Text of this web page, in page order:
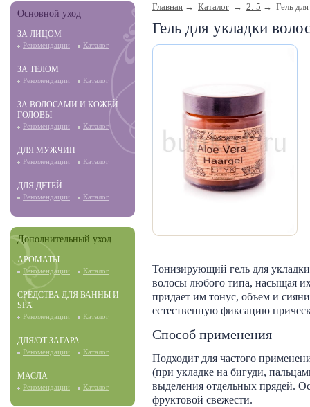
Основной уход
ЗА ЛИЦОМ
Рекомендации Каталог
ЗА ТЕЛОМ
Рекомендации Каталог
ЗА ВОЛОСАМИ И КОЖЕЙ
ГОЛОВЫ
Рекомендации Каталог
ДЛЯ МУЖЧИН
Рекомендации Каталог
ДЛЯ ДЕТЕЙ
Рекомендации Каталог
Дополнительный уход
АРОМАТЫ
Рекомендации Каталог
СРЕДСТВА ДЛЯ ВАННЫ И
SPA
Рекомендации Каталог
ДЛЯ/ОТ ЗАГАРА
Рекомендации Каталог
МАСЛА
Рекомендации Каталог
Главная → Каталог → 2: 5 → Гель для
Гель для укладки
Тонизирующий гель для
волосы любого типа, насыщая
придает им тонус, объем и
естественную фиксацию
Способ применения
Подходит для частого
(при укладке на бигуди,
выделения отдельных прядей.
фруктовой свежести.